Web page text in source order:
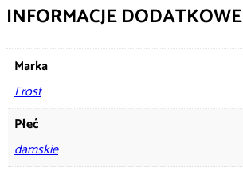
INFORMACJE DODATKOWE
Marka
Frost
Płeć
damskie